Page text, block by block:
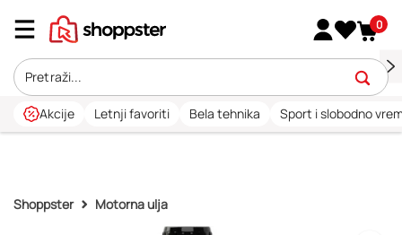
0
Akcije Letnji favoriti Bela tehnika Sport i slobodno
Shoppster Motorna ulja